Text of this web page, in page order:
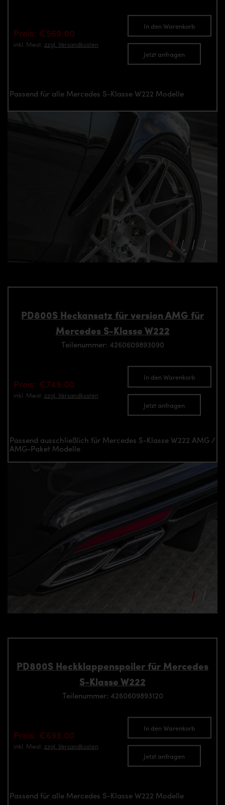
Preis: €569.00
inkl. Mwst. zzgl. Versandkosten
In den Warenkorb
Jetzt anfragen
Passend für alle Mercedes S-Klasse W222 Modelle
PD800S Heckansatz für version AMG für
Mercedes S-Klasse W222
Teilenummer: 4260609893090
Preis: €749.00
inkl. Mwst. zzgl. Versandkosten
In den Warenkorb
Jetzt anfragen
Passend ausschließlich für Mercedes S-Klasse W222 AMG /
AMG-Paket Modelle
PD800S Heckklappenspoiler für Mercedes
S-Klasse W222
Teilenummer: 4260609893120
Preis: €699.00
inkl. Mwst. zzgl. Versandkosten
In den Warenkorb
Jetzt anfragen
Passend für alle Mercedes S-Klasse W222 Modelle